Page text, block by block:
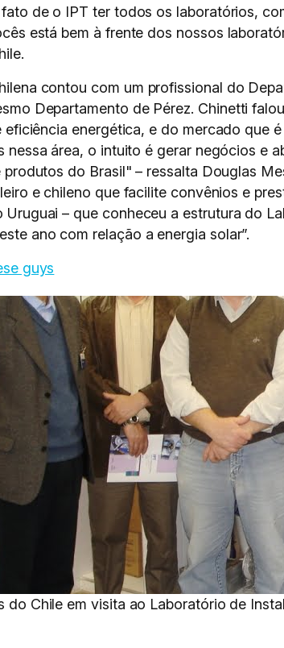
de o IPT ter todos os laboratórios,
está bem à frente dos nossos
contou com um profissional do
Departamento de Pérez. Chinetti
eficiência energética, e do mercado que
nessa área, o intuito é gerar negócios e
do Brasil" – ressalta Douglas
e chileno que facilite convênios e
Uruguai – que conheceu a estrutura do
ano com relação a energia solar”.
guys
do Chile em visita ao Laboratório de